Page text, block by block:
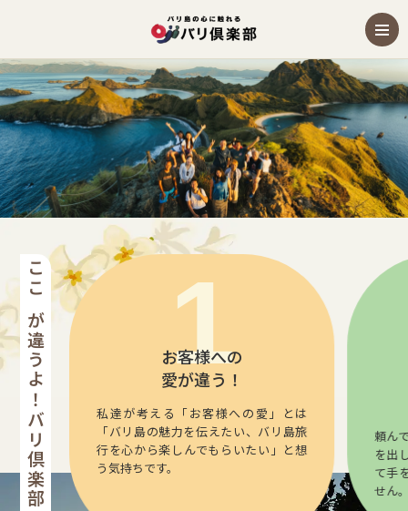
バリ島の世界遺産観光ツアー
ここが違うよ！バリ倶楽部
お客様への
愛が違う！
私達が考える「お客様への愛」とは
「バリ島の魅力を伝えたい、バリ島旅
行を心から楽しんでもらいたい」と想
う気持ちです。
頼ん
を出
て手
せん